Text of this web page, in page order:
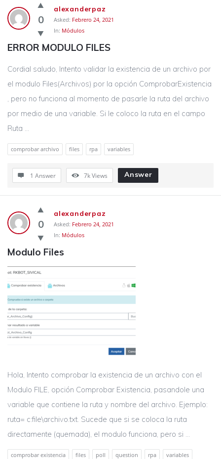
0
alexanderpaz
Asked: Febrero 24, 2021
In: Módulos
ERROR MODULO FILES
Cordial saludo, Intento validar la existencia de un archivo por
el modulo Files(Archivos) por la opción ComprobarExistencia
, pero no funciona al momento de pasarle la ruta del archivo
por medio de una variable. Si le coloco la ruta en el campo
Ruta ...
comprobar archivo files rpa variables
1 Answer 7kViews Answer
0
alexanderpaz
Asked: Febrero 24, 2021
In: Módulos
Modulo Files
Hola, Intento comprobar la existencia de un archivo con el
Modulo FILE, opción Comprobar Existencia, pasandole una
variable que contiene la ruta y nombre del archivo. Ejemplo:
ruta= c:file\archivo.txt. Sucede que si se coloca la ruta
directamente (quemada), el modulo funciona, pero si ...
comprobar existencia files poll question rpa variables